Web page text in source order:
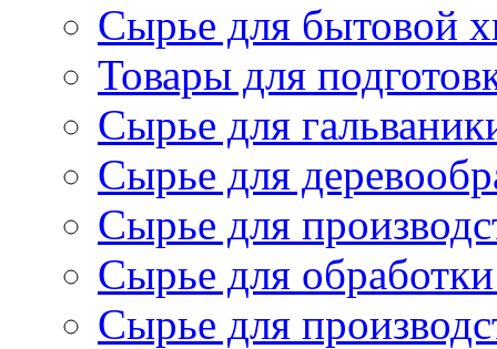
Сырье для бытовой
Товары для
Сырье для
Сырье для
Сырье для
Сырье для
Сырье для